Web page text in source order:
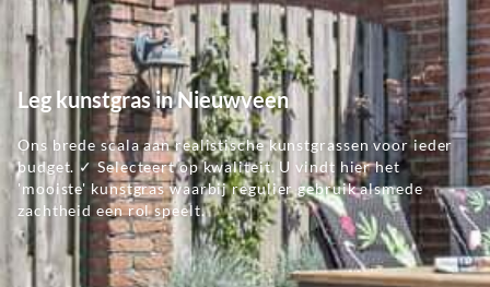
Leg kunstgras in Nieuwveen
Ons brede scala aan realistische kunstgrassen voor ieder
budget. ✓ Selecteert op kwaliteit. U vindt hier het
'mooiste' kunstgras waarbij regulier gebruik alsmede
zachtheid een rol speelt.